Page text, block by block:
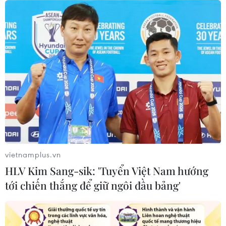
Xem thêm
CƠ QUAN CHỦ QUẢN: THÔNG TẤN XÃ VIỆT NAM
Tổng Biên tập: TRẦN TIẾN DUẨN
Sở hữu trí tuệ
Quy định sử dụng
RSS
Hỗ trợ
vietnamplus.vn
HLV Kim Sang-sik: 'Tuyển Việt Nam hướng
tới chiến thắng để giữ ngôi đầu bảng'